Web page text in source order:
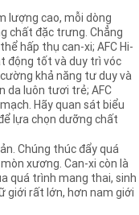
lượng cao, mỗi dòng
chất đặc trưng. Chẳng
hấp thụ can-xi; AFC Hi-
động tốt và duy trì vóc
khả năng tư duy và
da luôn tươi trẻ; AFC
Hãy quan sát biểu
lựa chọn dưỡng chất
Chúng thúc đẩy quá
xương. Can-xi còn là
quá trình mang thai, sinh
giới rất lớn, hơn nam giới